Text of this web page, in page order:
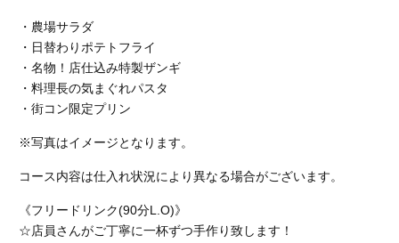
・農場サラダ
・日替わりポテトフライ
・名物！店仕込み特製ザンギ
・料理長の気まぐれパスタ
・街コン限定プリン
※写真はイメージとなります。
コース内容は仕入れ状況により異なる場合がございます。
《フリードリンク(90分L.O)》
☆店員さんがご丁寧に一杯ずつ手作り致します！